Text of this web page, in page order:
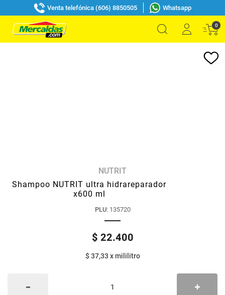
Venta telefónica (606) 8850505 Whatsapp
0
NUTRIT
Shampoo NUTRIT ultra hidrareparador
x600 ml
PLU: 135720
$ 22.400
$ 37,33 xmililitro